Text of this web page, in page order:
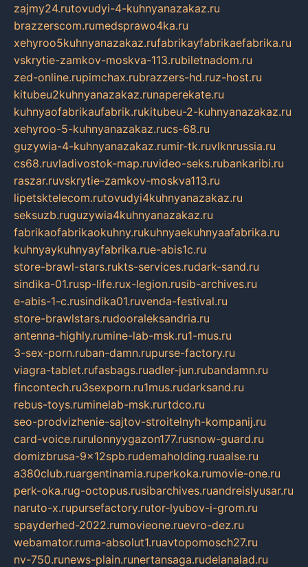
zajmy24.rutovudyi-4-kuhnyanazakaz.ru
brazzerscom.rumedsprawo4ka.ru
xehyroo5kuhnyanazakaz.rufabrikayfabrikaefabrika.ru
vskrytie-zamkov-moskva-113.rubiletnadom.ru
zed-online.rupimchax.rubrazzers-hd.ruz-host.ru
kitubeu2kuhnyanazakaz.runaperekate.ru
kuhnyaofabrikaufabrik.rukitubeu-2-kuhnyanazakaz.ru
xehyroo-5-kuhnyanazakaz.rucs-68.ru
guzywia-4-kuhnyanazakaz.rumir-tk.ruvlknrussia.ru
cs68.ruvladivostok-map.ruvideo-seks.rubankaribi.ru
raszar.ruvskrytie-zamkov-moskva113.ru
lipetsktelecom.rutovudyi4kuhnyanazakaz.ru
seksuzb.ruguzywia4kuhnyanazakaz.ru
fabrikaofabrikaokuhny.rukuhnyaekuhnyaafabrika.ru
kuhnyaykuhnyayfabrika.rue-abis1c.ru
store-brawl-stars.rukts-services.rudark-sand.ru
sindika-01.rusp-life.rux-legion.rusib-archives.ru
e-abis-1-c.rusindika01.ruvenda-festival.ru
store-brawlstars.rudooraleksandria.ru
antenna-highly.rumine-lab-msk.ru1-mus.ru
3-sex-porn.ruban-damn.rupurse-factory.ru
viagra-tablet.rufasbags.ruadler-jun.rubandamn.ru
fincontech.ru3sexporn.ru1mus.rudarksand.ru
rebus-toys.ruminelab-msk.rurtdco.ru
seo-prodvizhenie-sajtov-stroitelnyh-kompanij.ru
card-voice.rurulonnyygazon177.rusnow-guard.ru
domizbrusa-9x12spb.rudemaholding.ruaalse.ru
a380club.ruargentinamia.ruperkoka.rumovie-one.ru
perk-oka.rug-octopus.rusibarchives.ruandreislyusar.ru
naruto-x.rupursefactory.rutor-lyubov-i-grom.ru
spayderhed-2022.rumovieone.ruevro-dez.ru
webamator.ruma-absolut1.ruavtopomosch27.ru
nv-750.runews-plain.runertansaga.rudelanalad.ru